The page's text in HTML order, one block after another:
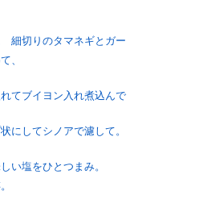
細切りのタマネギとガー
、
てブイヨン入れ煮込んで
にしてシノアで濾して。
しい塩をひとつまみ。